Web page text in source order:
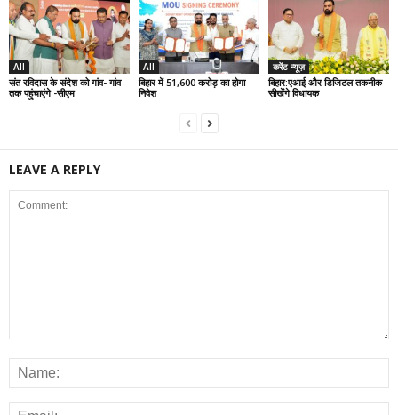
All
संत रविदास के संदेश को गांव- गांव
तक पहुंचाएंगे -सीएम
All
बिहार में 51,600 करोड़ का होगा
निवेश
करेंट न्यूज़
बिहार:एआई और डिजिटल तकनीक
सीखेंगे विधायक
LEAVE A REPLY